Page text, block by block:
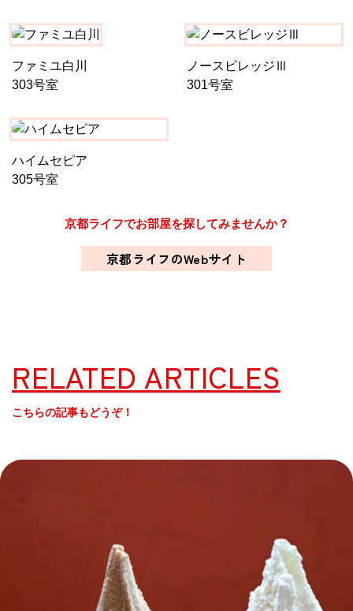
ファミユ白川
303号室
ノースビレッジⅢ
301号室
ハイムセピア
305号室
京都ライフでお部屋を探してみませんか？
京都ライフのWebサイト
RELATED ARTICLES
こちらの記事もどうぞ！